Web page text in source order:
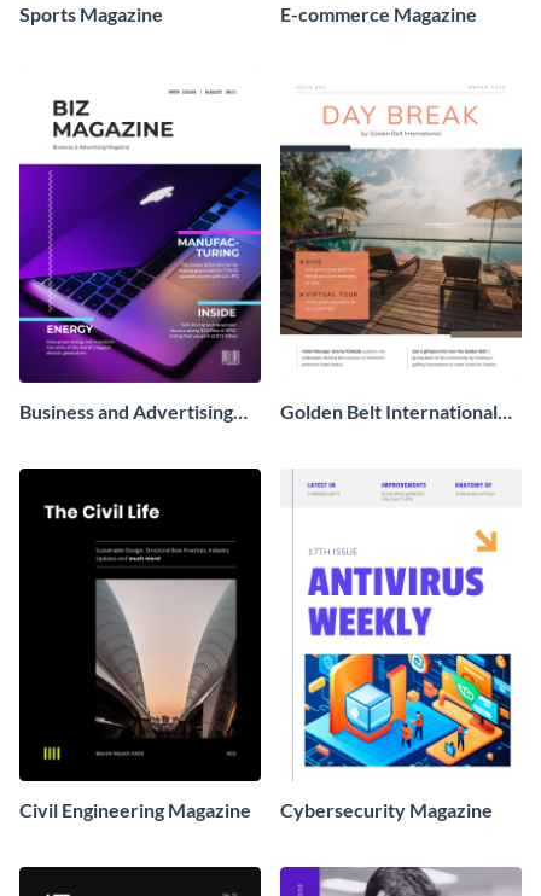
Sports Magazine E-commerce Magazine
Business and Advertising
Golden Belt International
Civil Engineering Magazine Cybersecurity Magazine